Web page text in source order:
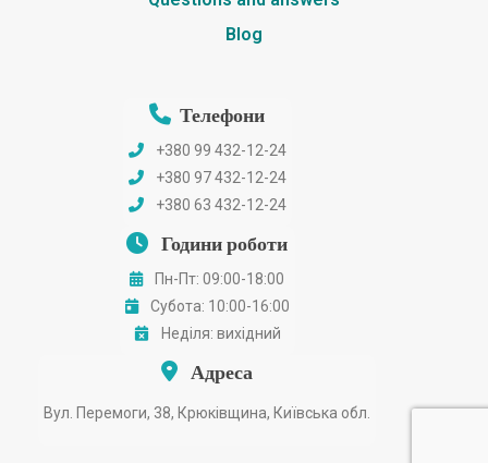
Blog
Телефони
+380 99 432-12-24
+380 97 432-12-24
+380 63 432-12-24
Години роботи
Пн-Пт: 09:00-18:00
Субота: 10:00-16:00
Неділя: вихідний
Адреса
Вул. Перемоги, 38, Крюківщина, Київська обл.